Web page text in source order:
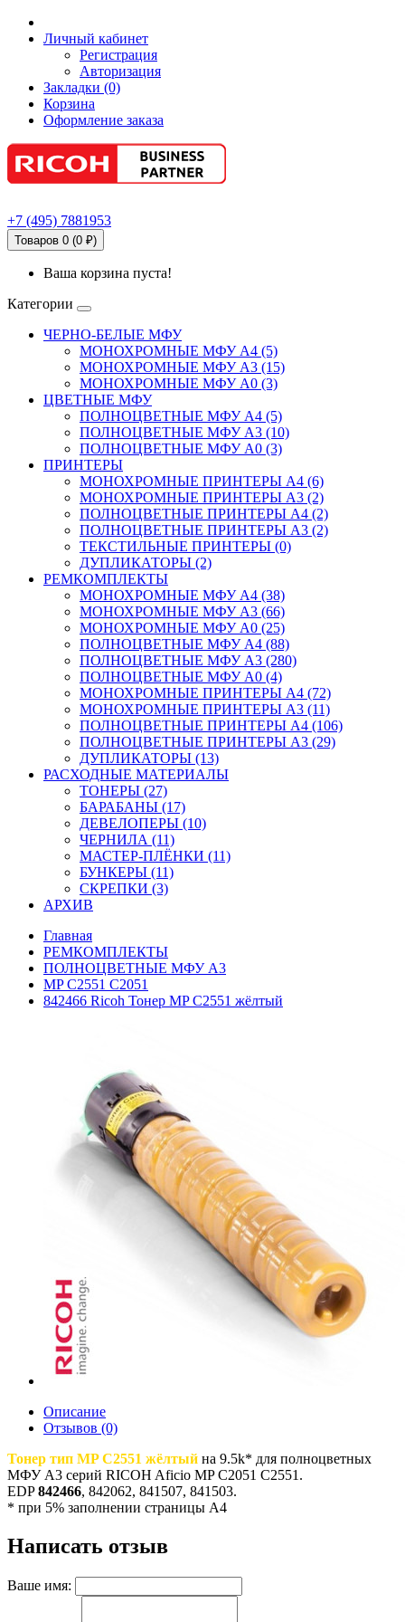
Личный кабинет
Регистрация
Авторизация
Закладки (0)
Корзина
Оформление заказа
+7 (495) 7881953
Товаров 0 (0 ₽)
Ваша корзина пуста!
Категории
ЧЕРНО-БЕЛЫЕ МФУ
МОНОХРОМНЫЕ МФУ А4 (5)
МОНОХРОМНЫЕ МФУ А3 (15)
МОНОХРОМНЫЕ МФУ А0 (3)
ЦВЕТНЫЕ МФУ
ПОЛНОЦВЕТНЫЕ МФУ А4 (5)
ПОЛНОЦВЕТНЫЕ МФУ А3 (10)
ПОЛНОЦВЕТНЫЕ МФУ А0 (3)
ПРИНТЕРЫ
МОНОХРОМНЫЕ ПРИНТЕРЫ А4 (6)
МОНОХРОМНЫЕ ПРИНТЕРЫ А3 (2)
ПОЛНОЦВЕТНЫЕ ПРИНТЕРЫ А4 (2)
ПОЛНОЦВЕТНЫЕ ПРИНТЕРЫ А3 (2)
ТЕКСТИЛЬНЫЕ ПРИНТЕРЫ (0)
ДУПЛИКАТОРЫ (2)
РЕМКОМПЛЕКТЫ
МОНОХРОМНЫЕ МФУ А4 (38)
МОНОХРОМНЫЕ МФУ А3 (66)
МОНОХРОМНЫЕ МФУ А0 (25)
ПОЛНОЦВЕТНЫЕ МФУ А4 (88)
ПОЛНОЦВЕТНЫЕ МФУ А3 (280)
ПОЛНОЦВЕТНЫЕ МФУ А0 (4)
МОНОХРОМНЫЕ ПРИНТЕРЫ А4 (72)
МОНОХРОМНЫЕ ПРИНТЕРЫ А3 (11)
ПОЛНОЦВЕТНЫЕ ПРИНТЕРЫ А4 (106)
ПОЛНОЦВЕТНЫЕ ПРИНТЕРЫ А3 (29)
ДУПЛИКАТОРЫ (13)
РАСХОДНЫЕ МАТЕРИАЛЫ
ТОНЕРЫ (27)
БАРАБАНЫ (17)
ДЕВЕЛОПЕРЫ (10)
ЧЕРНИЛА (11)
МАСТЕР-ПЛЁНКИ (11)
БУНКЕРЫ (11)
СКРЕПКИ (3)
АРХИВ
Главная
РЕМКОМПЛЕКТЫ
ПОЛНОЦВЕТНЫЕ МФУ А3
MP C2551 С2051
842466 Ricoh Тонер MP C2551 жёлтый
Описание
Отзывов (0)
Тонер тип MP C2551 жёлтый на 9.5k* для полноцветных
МФУ A3 серий RICOH Aficio MP C2051 C2551.
EDP842466, 842062, 841507, 841503.
* при 5% заполнении страницы A4
Написать отзыв
Ваше имя: